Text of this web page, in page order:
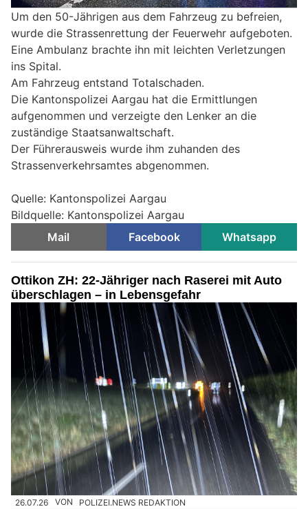
Um den 50-Jährigen aus dem Fahrzeug zu befreien,
wurde die Strassenrettung der Feuerwehr aufgeboten.
Eine Ambulanz brachte ihn mit leichten Verletzungen
ins Spital.
Am Fahrzeug entstand Totalschaden.
Die Kantonspolizei Aargau hat die Ermittlungen
aufgenommen und verzeigte den Lenker an die
zuständige Staatsanwaltschaft.
Der Führerausweis wurde ihm zuhanden des
Strassenverkehrsamtes abgenommen.
Quelle: Kantonspolizei Aargau
Bildquelle: Kantonspolizei Aargau
Mail
Facebook Whatsapp
Ottikon ZH: 22-Jähriger nach Raserei mit Auto
überschlagen – in Lebensgefahr
26.07.26 VON POLIZEI.NEWS REDAKTION